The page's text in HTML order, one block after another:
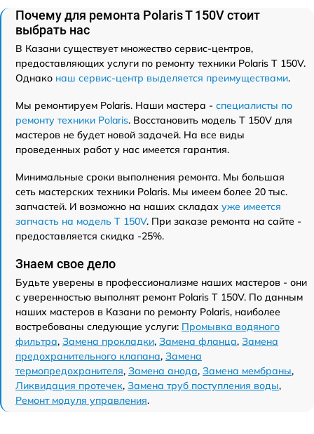
Почему для ремонта Polaris T 150V стоит
выбрать нас
В Казани существует множество сервис-центров,
предоставляющих услуги по ремонту техники Polaris T 150V.
Однако наш сервис-центр выделяется преимуществами.
Мы ремонтируем Polaris. Наши мастера - специалисты по
ремонту техники Polaris. Восстановить модель T 150V для
мастеров не будет новой задачей. На все виды
проведенных работ у нас имеется гарантия.
Минимальные сроки выполнения ремонта. Мы большая
сеть мастерских техники Polaris. Мы имеем более 20 тыс.
запчастей. И возможно на наших складах уже имеется
запчасть на модель T 150V. При заказе ремонта на сайте -
предоставляется скидка -25%.
Знаем свое дело
Будьте уверены в профессионализме наших мастеров - они
с уверенностью выполнят ремонт Polaris T 150V. По данным
наших мастеров в Казани по ремонту Polaris, наиболее
востребованы следующие услуги: Промывка водяного
фильтра, Замена прокладки, Замена фланца, Замена
предохранительного клапана, Замена
термопредохранителя, Замена анода, Замена мембраны,
Ликвидация протечек, Замена труб поступления воды,
Ремонт модуля управления.